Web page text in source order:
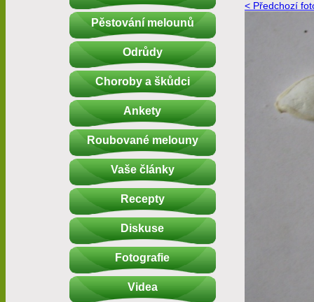
Pěstování melounů
Odrůdy
Choroby a škůdci
Ankety
Roubované melouny
Vaše články
Recepty
Diskuse
Fotografie
Videa
< Předchozí